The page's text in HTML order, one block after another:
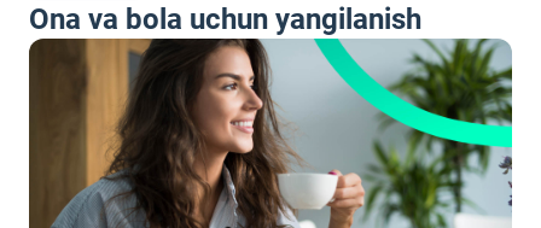
Ona va bola uchun yangilanish